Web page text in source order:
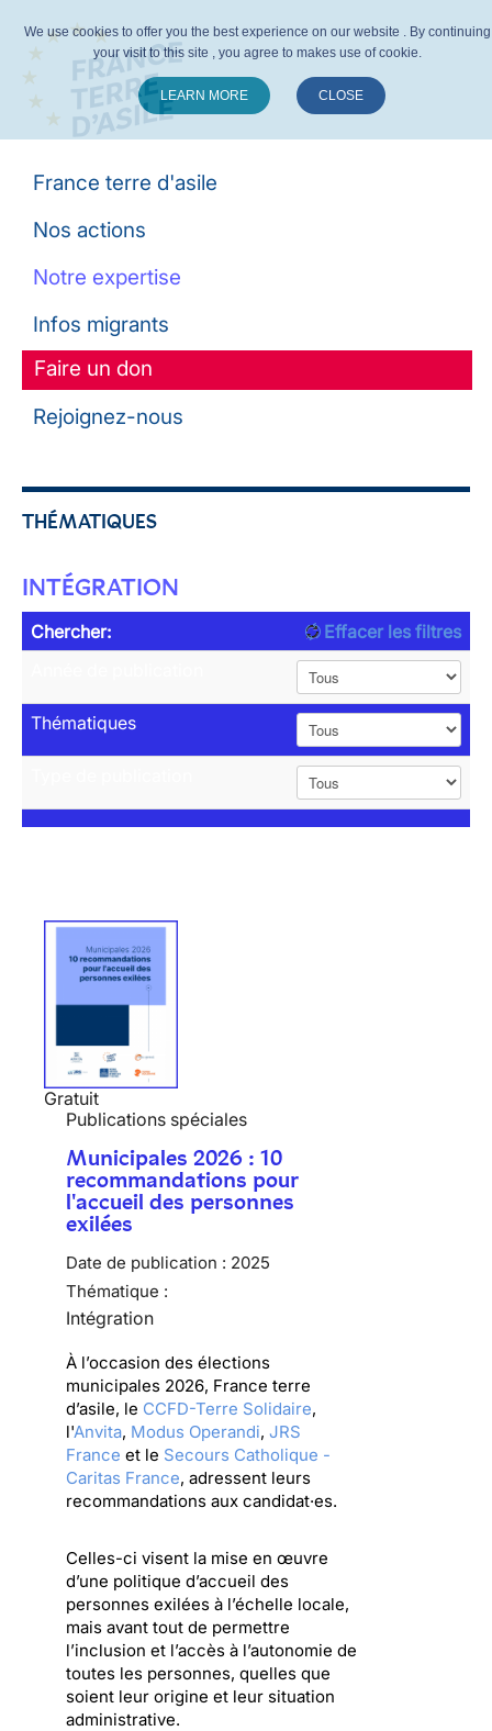
France terre d'asile
Nos actions
Notre expertise
Infos migrants
Faire un don
Rejoignez-nous
THÉMATIQUES
INTÉGRATION
Chercher:
Effacer les filtres
Thématiques
Gratuit
Publications spéciales
Municipales 2026 : 10
recommandations pour
l'accueil des personnes
exilées
Date de publication : 2025
Thématique :
Intégration
À l’occasion des élections
municipales 2026, France terre
d’asile, le CCFD-Terre Solidaire,
l'Anvita, Modus Operandi, JRS
France et le Secours Catholique -
Caritas France, adressent leurs
recommandations aux candidat·es.
Celles-ci visent la mise en œuvre
d’une politique d’accueil des
personnes exilées à l’échelle locale,
mais avant tout de permettre
l’inclusion et l’accès à l’autonomie de
toutes les personnes, quelles que
soient leur origine et leur situation
administrative.
We use cookies to offer you the best experience on our website . By continuing
your visit to this site , you agree to makes use of cookie.
LEARN MORE CLOSE